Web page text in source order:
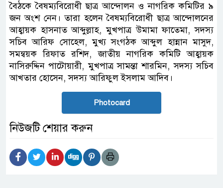
বৈঠকে বৈষম্যবিরোধী ছাত্র আন্দোলন ও নাগরিক কমিটির ৯
জন অংশ নেন। তারা হলেন বৈষম্যবিরোধী ছাত্র আন্দোলনের
আহ্বায়ক হাসনাত আব্দুল্লাহ, মুখপাত্র উমামা ফাতেমা, সদস্য
সচিব আরিফ সোহেল, মুখ্য সংগঠক আব্দুল হান্নান মাসুদ,
সমন্বয়ক রিফাত রশিদ, জাতীয় নাগরিক কমিটি আহ্বায়ক
নাসিরুদ্দিন পাটোয়ারী, মুখপাত্র সামন্তা শারমিন, সদস্য সচিব
আখতার হোসেন, সদস্য আরিফুল ইসলাম আদিব।
Photocard
নিউজটি শেয়ার করুন